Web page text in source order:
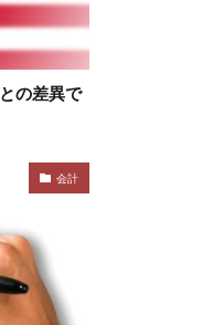
の差異で
会計